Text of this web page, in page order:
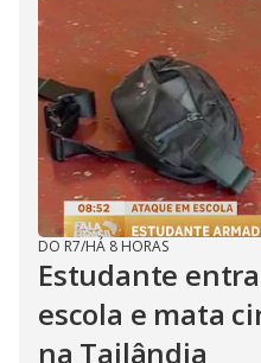
DO R7/HÁ 8 HORAS
Estudante
escola e mata
na Tailândia